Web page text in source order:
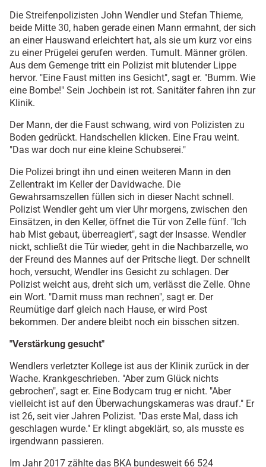
Die Streifenpolizisten John Wendler und Stefan Thieme,
beide Mitte 30, haben gerade einen Mann ermahnt, der sich
an einer Hauswand erleichtert hat, als sie um kurz vor eins
zu einer Prügelei gerufen werden. Tumult. Männer grölen.
Aus dem Gemenge tritt ein Polizist mit blutender Lippe
hervor. "Eine Faust mitten ins Gesicht", sagt er. "Bumm. Wie
eine Bombe!" Sein Jochbein ist rot. Sanitäter fahren ihn zur
Klinik.
Der Mann, der die Faust schwang, wird von Polizisten zu
Boden gedrückt. Handschellen klicken. Eine Frau weint.
"Das war doch nur eine kleine Schubserei."
Die Polizei bringt ihn und einen weiteren Mann in den
Zellentrakt im Keller der Davidwache. Die
Gewahrsamszellen füllen sich in dieser Nacht schnell.
Polizist Wendler geht um vier Uhr morgens, zwischen den
Einsätzen, in den Keller, öffnet die Tür von Zelle fünf. "Ich
hab Mist gebaut, überreagiert", sagt der Insasse. Wendler
nickt, schließt die Tür wieder, geht in die Nachbarzelle, wo
der Freund des Mannes auf der Pritsche liegt. Der schnellt
hoch, versucht, Wendler ins Gesicht zu schlagen. Der
Polizist weicht aus, dreht sich um, verlässt die Zelle. Ohne
ein Wort. "Damit muss man rechnen", sagt er. Der
Reumütige darf gleich nach Hause, er wird Post
bekommen. Der andere bleibt noch ein bisschen sitzen.
"Verstärkung gesucht"
Wendlers verletzter Kollege ist aus der Klinik zurück in der
Wache. Krankgeschrieben. "Aber zum Glück nichts
gebrochen", sagt er. Eine Bodycam trug er nicht. "Aber
vielleicht ist auf den Überwachungskameras was drauf." Er
ist 26, seit vier Jahren Polizist. "Das erste Mal, dass ich
geschlagen wurde." Er klingt abgeklärt, so, als musste es
irgendwann passieren.
Im Jahr 2017 zählte das BKA bundesweit 66 524